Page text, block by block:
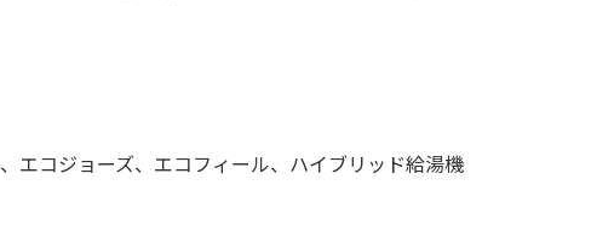
エコジョーズ、エコフィール、ハイブリッド給湯機